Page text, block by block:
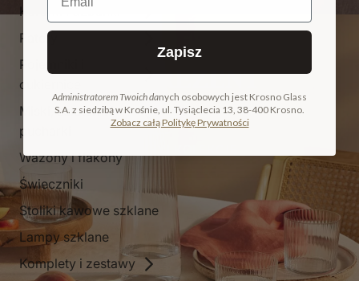
Karafki i dzbanki
Patery
Pojemniki i
cukiernice
Miski, salaterki i
pucharki
Wazony i flakony
Świeczniki
Stoliki kawowe szklane
Lampy szklane
Komplety i zestawy
NA PREZENT
COLLECTION
Zapisz
Administratorem Twoich danych osobowych jest Krosno Glass
S.A. z siedzibą w Krośnie, ul. Tysiąclecia 13, 38-400 Krosno.
Zobacz całą Politykę Prywatności